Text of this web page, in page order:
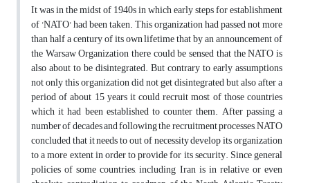
It was in the midst of 1940s in which early steps for establishment
of 'NATO' had been taken. This organization had passed not more
than half a century of its own lifetime that by an announcement of
the Warsaw Organization there could be sensed that the NATO is
also about to be disintegrated. But contrary to early assumptions
not only this organization did not get disintegrated but also after a
period of about 15 years it could recruit most of those countries
which it had been established to counter them. After passing a
number of decades and following the recruitment processes, NATO
concluded that it needs to out of necessity develop its organization
to a more extent in order to provide for its security. Since general
policies of some countries, including Iran is in relative or even